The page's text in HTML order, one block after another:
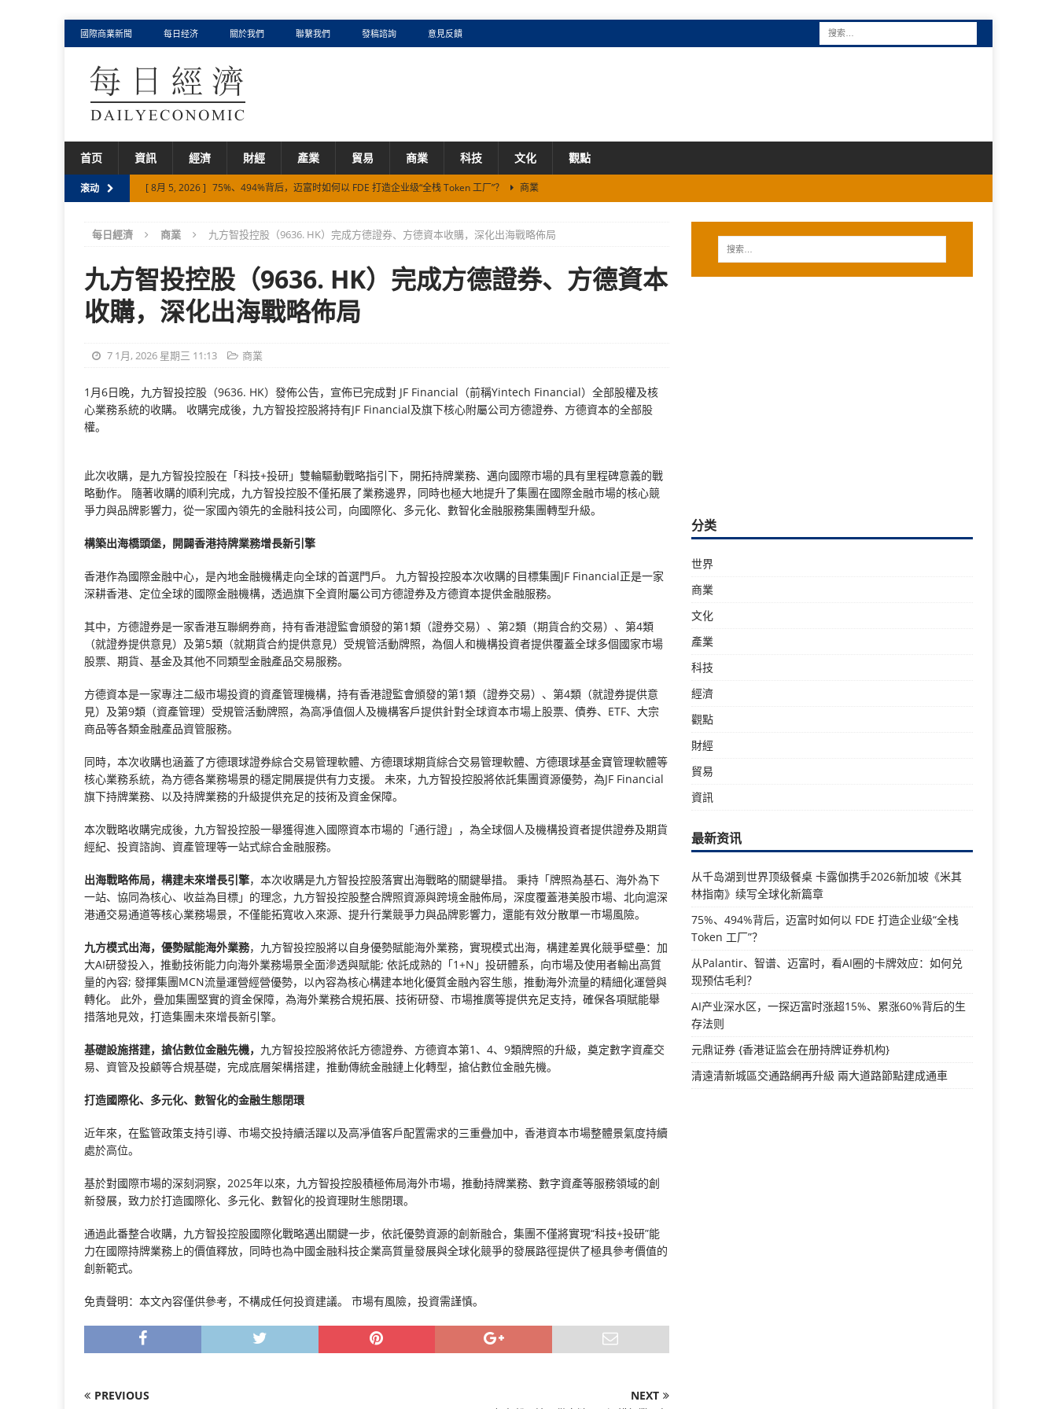
國際商業新聞 每日经济 關於我們 聯繫我們 發稿諮詢 意見反饋
首页 資訊 經濟 財經 產業 貿易 商業 科技 文化 觀點
滚动 [ 8月 5, 2026 ] 75%、494%背后，迈富时如何以 FDE 打造企业级“全栈 Token 工厂”？ 商業
[ 8月 5, 2026 ]
[ 8月 6, 2026 ] 从千岛湖到世界顶级餐桌 卡露伽携手2026新加坡《米其林指南》续写全球化新篇章 商業
每日經濟 商業 九方智投控股（9636. HK）完成方德證券、方德資本收購，深化出海戰略佈局
九方智投控股（9636. HK）完成方德證券、方德資本
收購，深化出海戰略佈局
7 1月, 2026 星期三 11:13 商業
1月6日晚，九方智投控股（9636. HK）發佈公告，宣佈已完成對 JF Financial（前稱Yintech Financial）全部股權及核
心業務系統的收購。 收購完成後，九方智投控股將持有JF Financial及旗下核心附屬公司方德證券、方德資本的全部股
權。
此次收購，是九方智投控股在「科技+投研」雙輪驅動戰略指引下，開拓持牌業務、邁向國際市場的具有里程碑意義的戰
略動作。 隨著收購的順利完成，九方智投控股不僅拓展了業務邊界，同時也極大地提升了集團在國際金融市場的核心競
爭力與品牌影響力，從一家國內領先的金融科技公司，向國際化、多元化、數智化金融服務集團轉型升級。
構築出海橋頭堡，開闢香港持牌業務增長新引擎
香港作為國際金融中心，是內地金融機構走向全球的首選門戶。 九方智投控股本次收購的目標集團JF Financial正是一家
深耕香港、定位全球的國際金融機構，透過旗下全資附屬公司方德證券及方德資本提供金融服務。
其中，方德證券是一家香港互聯網券商，持有香港證監會頒發的第1類（證券交易）、第2類（期貨合約交易）、第4類
（就證券提供意見）及第5類（就期貨合約提供意見）受規管活動牌照，為個人和機構投資者提供覆蓋全球多個國家市場
股票、期貨、基金及其他不同類型金融產品交易服務。
方德資本是一家專注二級市場投資的資產管理機構，持有香港證監會頒發的第1類（證券交易）、第4類（就證券提供意
見）及第9類（資產管理）受規管活動牌照，為高凈值個人及機構客戶提供針對全球資本市場上股票、債券、ETF、大宗
商品等各類金融產品資管服務。
同時，本次收購也涵蓋了方德環球證券綜合交易管理軟體、方德環球期貨綜合交易管理軟體、方德環球基金寶管理軟體等
核心業務系統，為方德各業務場景的穩定開展提供有力支援。 未來，九方智投控股將依託集團資源優勢，為JF Financial
旗下持牌業務、以及持牌業務的升級提供充足的技術及資金保障。
本次戰略收購完成後，九方智投控股一舉獲得進入國際資本市場的「通行證」，為全球個人及機構投資者提供證券及期貨
經紀、投資諮詢、資產管理等一站式綜合金融服務。
出海戰略佈局，構建未來增長引擎，本次收購是九方智投控股落實出海戰略的關鍵舉措。 秉持「牌照為基石、海外為下
一站、協同為核心、收益為目標」的理念，九方智投控股整合牌照資源與跨境金融佈局，深度覆蓋港美股市場、北向滬深
港通交易通道等核心業務場景，不僅能拓寬收入來源、提升行業競爭力與品牌影響力，還能有效分散單一市場風險。
九方模式出海，優勢賦能海外業務，九方智投控股將以自身優勢賦能海外業務，實現模式出海，構建差異化競爭壁壘：加
大AI研發投入，推動技術能力向海外業務場景全面滲透與賦能; 依託成熟的「1+N」投研體系，向市場及使用者輸出高質
量的內容; 發揮集團MCN流量運營經營優勢，以內容為核心構建本地化優質金融內容生態，推動海外流量的精細化運營與
轉化。 此外，疊加集團堅實的資金保障，為海外業務合規拓展、技術研發、市場推廣等提供充足支持，確保各項賦能舉
措落地見效，打造集團未來增長新引擎。
基礎設施搭建，搶佔數位金融先機， 九方智投控股將依託方德證券、方德資本第1、4、9類牌照的升級，奠定數字資產交
易、資管及投顧等合規基礎，完成底層架構搭建，推動傳統金融鏈上化轉型，搶佔數位金融先機。
打造國際化、多元化、數智化的金融生態閉環
近年來，在監管政策支持引導、市場交投持續活躍以及高凈值客戶配置需求的三重疊加中，香港資本市場整體景氣度持續
處於高位。
基於對國際市場的深刻洞察，2025年以來，九方智投控股積極佈局海外市場，推動持牌業務、數字資產等服務領域的創
新發展，致力於打造國際化、多元化、數智化的投資理財生態閉環。
通過此番整合收購，九方智投控股國際化戰略邁出關鍵一步，依託優勢資源的創新融合，集團不僅將實現“科技+投研”能
力在國際持牌業務上的價值釋放，同時也為中國金融科技企業高質量發展與全球化競爭的發展路徑提供了極具參考價值的
創新範式。
免責聲明：本文內容僅供參考，不構成任何投資建議。 市場有風險，投資需謹慎。
PREVIOUS NEXT
分类
世界
商業
文化
產業
科技
經濟
觀點
財經
貿易
資訊
最新资讯
从千岛湖到世界顶级餐桌 卡露伽携手2026新加坡《米其
林指南》续写全球化新篇章
75%、494%背后，迈富时如何以 FDE 打造企业级“全栈
Token 工厂”？
从Palantir、智谱、迈富时，看AI圈的卡牌效应：如何兑
现预估毛利？
AI产业深水区，一探迈富时涨超15%、累涨60%背后的生
存法则
元鼎证券 {香港证监会在册持牌证券机构}
清遠清新城區交通路網再升級 兩大道路節點建成通車